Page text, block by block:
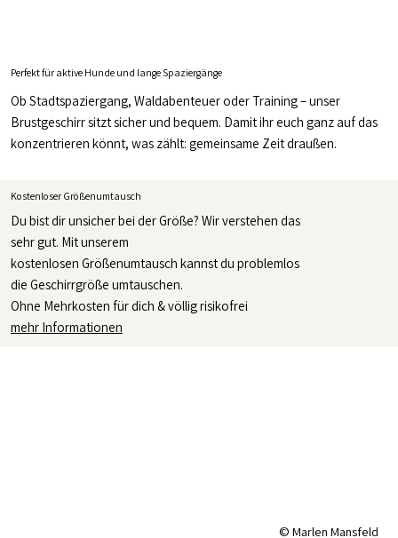
Perfekt für aktive Hunde und lange Spaziergänge
Ob Stadtspaziergang, Waldabenteuer oder Training – unser
Brustgeschirr sitzt sicher und bequem. Damit ihr euch ganz auf das
konzentrieren könnt, was zählt: gemeinsame Zeit draußen.
Kostenloser Größenumtausch
Du bist dir unsicher bei der Größe? Wir verstehen das
sehr gut. Mit unserem
kostenlosen Größenumtausch kannst du problemlos
die Geschirrgröße umtauschen.
Ohne Mehrkosten für dich & völlig risikofrei
mehr Informationen
© Marlen Mansfeld